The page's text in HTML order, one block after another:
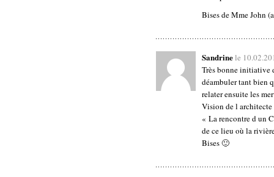
Bises de Mme John
Sandrinele
Très bonne initiative
déambuler tant bien
relater ensuite les
Vision de l
« La rencontre d un
de ce lieu où la
Bises 🙂